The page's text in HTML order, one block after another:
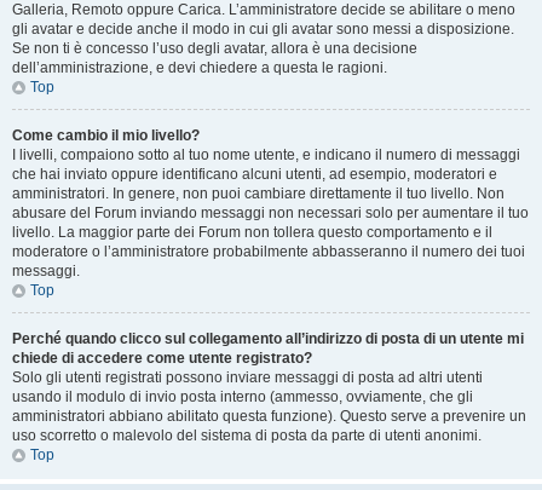
Galleria, Remoto oppure Carica. L’amministratore decide se abilitare o meno
gli avatar e decide anche il modo in cui gli avatar sono messi a disposizione.
Se non ti è concesso l’uso degli avatar, allora è una decisione
dell’amministrazione, e devi chiedere a questa le ragioni.
Top
Come cambio il mio livello?
I livelli, compaiono sotto al tuo nome utente, e indicano il numero di messaggi
che hai inviato oppure identificano alcuni utenti, ad esempio, moderatori e
amministratori. In genere, non puoi cambiare direttamente il tuo livello. Non
abusare del Forum inviando messaggi non necessari solo per aumentare il tuo
livello. La maggior parte dei Forum non tollera questo comportamento e il
moderatore o l’amministratore probabilmente abbasseranno il numero dei tuoi
messaggi.
Top
Perché quando clicco sul collegamento all’indirizzo di posta di un utente mi
chiede di accedere come utente registrato?
Solo gli utenti registrati possono inviare messaggi di posta ad altri utenti
usando il modulo di invio posta interno (ammesso, ovviamente, che gli
amministratori abbiano abilitato questa funzione). Questo serve a prevenire un
uso scorretto o malevolo del sistema di posta da parte di utenti anonimi.
Top